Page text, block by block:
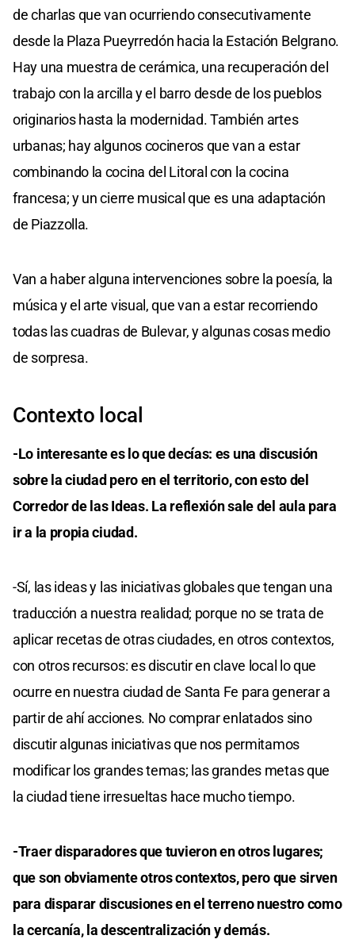
de charlas que van ocurriendo consecutivamente
desde la Plaza Pueyrredón hacia la Estación Belgrano.
Hay una muestra de cerámica, una recuperación del
trabajo con la arcilla y el barro desde de los pueblos
originarios hasta la modernidad. También artes
urbanas; hay algunos cocineros que van a estar
combinando la cocina del Litoral con la cocina
francesa; y un cierre musical que es una adaptación
de Piazzolla.
Van a haber alguna intervenciones sobre la poesía, la
música y el arte visual, que van a estar recorriendo
todas las cuadras de Bulevar, y algunas cosas medio
de sorpresa.
Contexto local
-Lo interesante es lo que decías: es una discusión
sobre la ciudad pero en el territorio, con esto del
Corredor de las Ideas. La reflexión sale del aula para
ir a la propia ciudad.
-Sí, las ideas y las iniciativas globales que tengan una
traducción a nuestra realidad; porque no se trata de
aplicar recetas de otras ciudades, en otros contextos,
con otros recursos: es discutir en clave local lo que
ocurre en nuestra ciudad de Santa Fe para generar a
partir de ahí acciones. No comprar enlatados sino
discutir algunas iniciativas que nos permitamos
modificar los grandes temas; las grandes metas que
la ciudad tiene irresueltas hace mucho tiempo.
-Traer disparadores que tuvieron en otros lugares;
que son obviamente otros contextos, pero que sirven
para disparar discusiones en el terreno nuestro como
la cercanía, la descentralización y demás.